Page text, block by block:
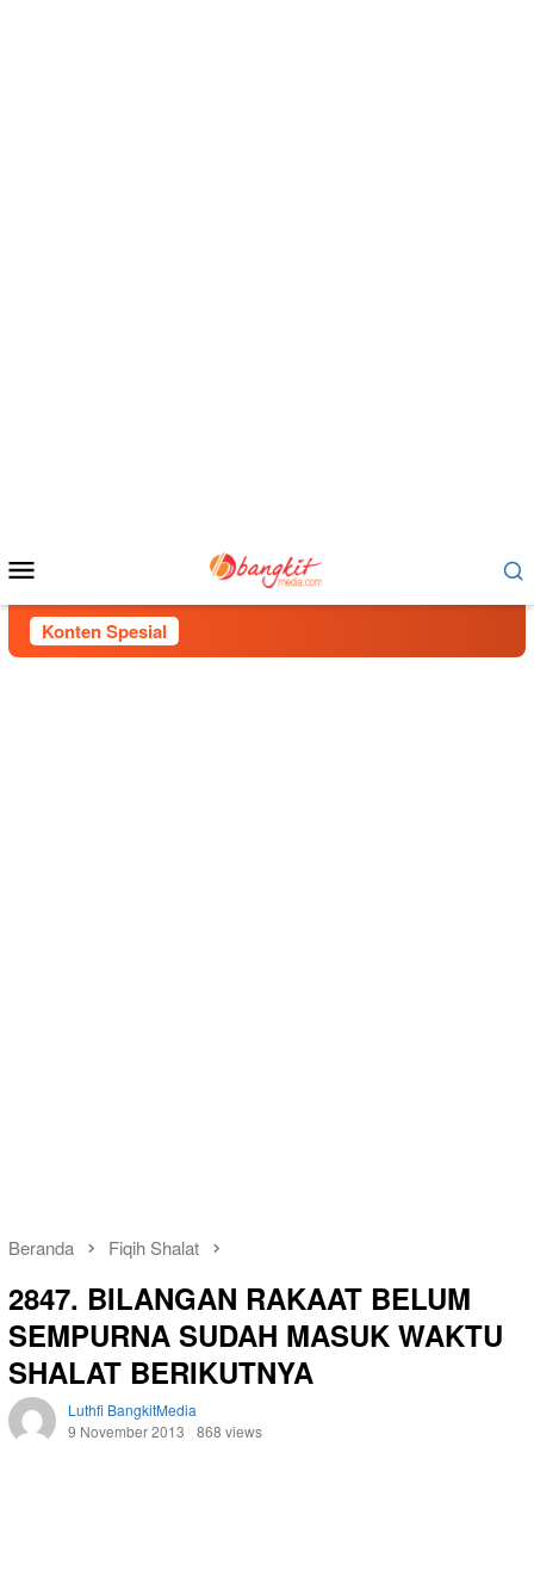
Mobile
Konten Spesial
Beranda Fiqih Shalat
2847. BILANGAN RAKAAT BELUM
SEMPURNA SUDAH MASUK WAKTU
SHALAT BERIKUTNYA
Luthfi BangkitMedia
9 November 2013
868 views